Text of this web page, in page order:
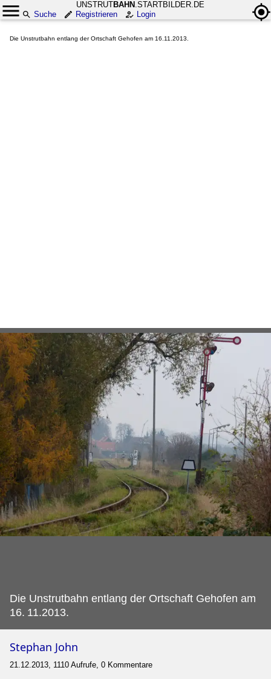
UNSTRUTBAHN .STARTBILDER.DE
Suche
Registrieren Login
Die Unstrutbahn entlang der Ortschaft Gehofen am 16.11.2013.
Die Unstrutbahn entlang der Ortschaft Gehofen am
16. 11.2013.
Stephan John
21.12.2013, 1110 Aufrufe, 0 Kommentare